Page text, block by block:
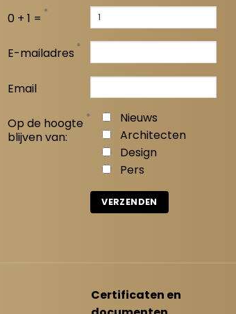
0 + 1 = *
E-mailadres *
Email
Op de hoogte
blijven van:
*
Nieuws
Architecten
Design
Pers
Certificaten en